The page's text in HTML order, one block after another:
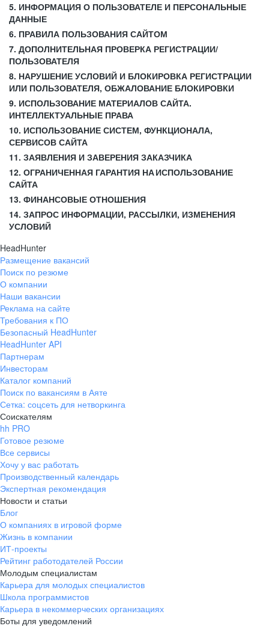
5. ИНФОРМАЦИЯ О ПОЛЬЗОВАТЕЛЕ И ПЕРСОНАЛЬНЫЕ
ДАННЫЕ
6. ПРАВИЛА ПОЛЬЗОВАНИЯ САЙТОМ
7. ДОПОЛНИТЕЛЬНАЯ ПРОВЕРКА РЕГИСТРАЦИИ/
ПОЛЬЗОВАТЕЛЯ
8. НАРУШЕНИЕ УСЛОВИЙ И БЛОКИРОВКА РЕГИСТРАЦИИ
ИЛИ ПОЛЬЗОВАТЕЛЯ, ОБЖАЛОВАНИЕ БЛОКИРОВКИ
9. ИСПОЛЬЗОВАНИЕ МАТЕРИАЛОВ САЙТА.
ИНТЕЛЛЕКТУАЛЬНЫЕ ПРАВА
10. ИСПОЛЬЗОВАНИЕ СИСТЕМ, ФУНКЦИОНАЛА,
СЕРВИСОВ САЙТА
11. ЗАЯВЛЕНИЯ И ЗАВЕРЕНИЯ ЗАКАЗЧИКА
12. ОГРАНИЧЕННАЯ ГАРАНТИЯ НА ИСПОЛЬЗОВАНИЕ
САЙТА
13. ФИНАНСОВЫЕ ОТНОШЕНИЯ
14. ЗАПРОС ИНФОРМАЦИИ, РАССЫЛКИ, ИЗМЕНЕНИЯ
УСЛОВИЙ
HeadHunter
Размещение вакансий
Поиск по резюме
О компании
Наши вакансии
Реклама на сайте
Требования к ПО
Безопасный HeadHunter
HeadHunter API
Партнерам
Инвесторам
Каталог компаний
Поиск по вакансиям в Аяте
Сетка: соцсеть для нетворкинга
Соискателям
hh PRO
Готовое резюме
Все сервисы
Хочу у вас работать
Производственный календарь
Экспертная рекомендация
Новости и статьи
Блог
О компаниях в игровой форме
Жизнь в компании
ИТ-проекты
Рейтинг работодателей России
Молодым специалистам
Карьера для молодых специалистов
Школа программистов
Карьера в некоммерческих организациях
Боты для уведомлений